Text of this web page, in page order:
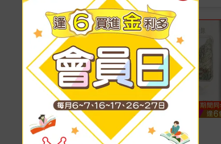
山海經：看見遠古的神話世
界（金石堂獨家首發 隨書附
臺灣漫遊錄